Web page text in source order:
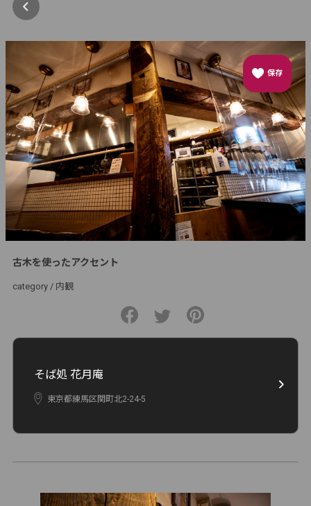
保存
古木を使ったアクセント
category / 内観
そば処 花月庵
東京都練馬区関町北2-24-5